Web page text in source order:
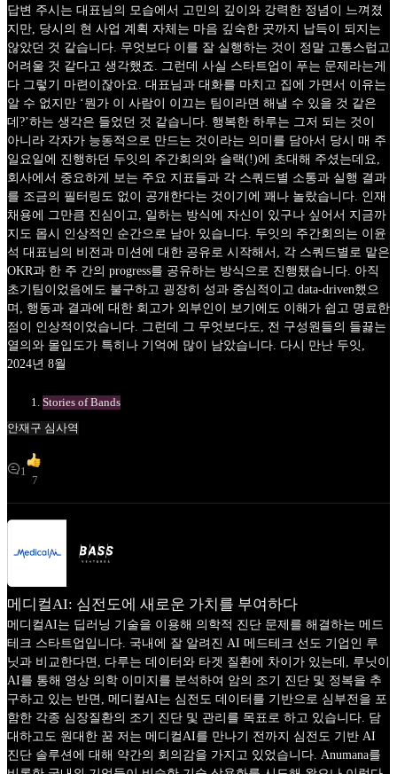
답변 주시는 대표님의 모습에서 고민의 깊이와 강력한 정념이 느껴졌
지만, 당시의 현 사업 계획 자체는 마음 깊숙한 곳까지 납득이 되지는
않았던 것 같습니다. 무엇보다 이를 잘 실행하는 것이 정말 고통스럽고
어려울 것 같다고 생각했죠. 그런데 사실 스타트업이 푸는 문제라는게
다 그렇기 마련이잖아요. 대표님과 대화를 마치고 집에 가면서 이유는
알 수 없지만 ‘뭔가 이 사람이 이끄는 팀이라면 해낼 수 있을 것 같은
데?’하는 생각은 들었던 것 같습니다. 행복한 하루는 그저 되는 것이
아니라 각자가 능동적으로 만드는 것이라는 의미를 담아서 당시 매 주
일요일에 진행하던 두잇의 주간회의와 슬랙(!)에 초대해 주셨는데요,
회사에서 중요하게 보는 주요 지표들과 각 스쿼드별 소통과 실행 결과
를 조금의 필터링도 없이 공개한다는 것이기에 꽤나 놀랐습니다. 인재
채용에 그만큼 진심이고, 일하는 방식에 자신이 있구나 싶어서 지금까
지도 몹시 인상적인 순간으로 남아 있습니다. 두잇의 주간회의는 이윤
석 대표님의 비전과 미션에 대한 공유로 시작해서, 각 스쿼드별로 맡은
OKR과 한 주 간의 progress를 공유하는 방식으로 진행됐습니다. 아직
초기팀이었음에도 불구하고 굉장히 성과 중심적이고 data-driven했으
며, 행동과 결과에 대한 회고가 외부인이 보기에도 이해가 쉽고 명료한
점이 인상적이었습니다. 그런데 그 무엇보다도, 전 구성원들의 들끓는
열의와 몰입도가 특히나 기억에 많이 남았습니다. 다시 만난 두잇,
2024년 8월
Stories of Bands
안재구 심사역
1
7
메디컬AI: 심전도에 새로운 가치를 부여하다
메디컬AI는 딥러닝 기술을 이용해 의학적 진단 문제를 해결하는 메드
테크 스타트업입니다. 국내에 잘 알려진 AI 메드테크 선도 기업인 루
닛과 비교한다면, 다루는 데이터와 타겟 질환에 차이가 있는데, 루닛이
AI를 통해 영상 의학 이미지를 분석하여 암의 조기 진단 및 정복을 추
구하고 있는 반면, 메디컬AI는 심전도 데이터를 기반으로 심부전을 포
함한 각종 심장질환의 조기 진단 및 관리를 목표로 하고 있습니다. 담
대하고도 원대한 꿈 저는 메디컬AI를 만나기 전까지 심전도 기반 AI
진단 솔루션에 대해 약간의 회의감을 가지고 있었습니다. Anumana를